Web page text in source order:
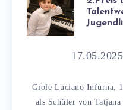
17.05.2025
Giole Luciano Infurna,
als Schüler von